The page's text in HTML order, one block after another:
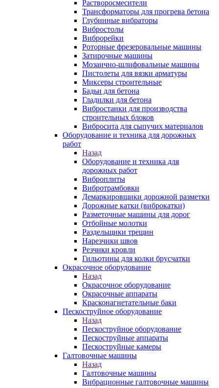
Растворосмесители
Трансформаторы для прогрева бетона
Глубинные вибраторы
Вибростолы
Виброрейки
Роторные фрезеровальные машины
Затирочные машины
Мозаично-шлифовальные машины
Пистолеты для вязки арматуры
Миксеры строительные
Бадьи для бетона
Гладилки для бетона
Вибростанки для производства
строительных блоков
Вибросита для сыпучих материалов
Оборудование и техника для дорожных
работ
Назад
Оборудование и техника для
дорожных работ
Виброплиты
Вибротрамбовки
Демаркировщики дорожной разметки
Дорожные катки (виброкатки)
Разметочные машины для дорог
Отбойные молотки
Раздельщики трещин
Нарезчики швов
Резчики кровли
Гильотины для колки брусчатки
Окрасочное оборудование
Назад
Окрасочное оборудование
Окрасочные аппараты
Красконагнетательные баки
Пескоструйное оборудование
Назад
Пескоструйное оборудование
Пескоструйные аппараты
Пескоструйные камеры
Галтовочные машины
Назад
Галтовочные машины
Вибрационные галтовочные машины